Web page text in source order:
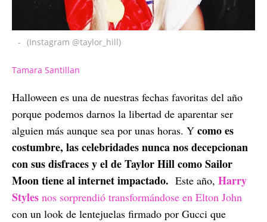
- (Instagram @taylor_hill)
Tamara Santillan
Halloween es una de nuestras fechas favoritas del año
porque podemos darnos la libertad de aparentar ser
alguien más aunque sea por unas horas. Y como es
costumbre, las celebridades nunca nos decepcionan
con sus disfraces y el de Taylor Hill como Sailor
Moon tiene al internet impactado. Este año, Harry
Styles nos sorprendió transformándose en Elton John
con un look de lentejuelas firmado por Gucci que